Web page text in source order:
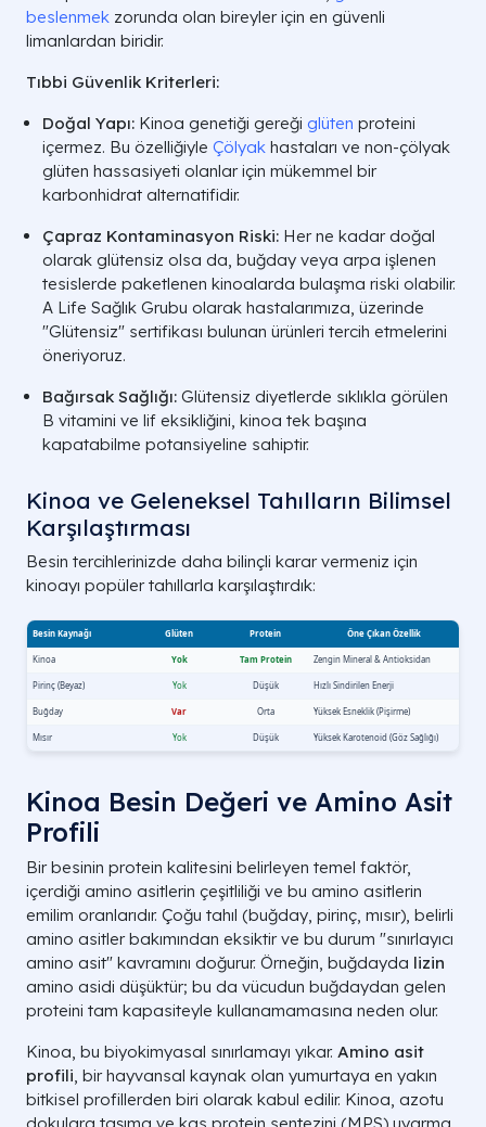
beslenmek zorunda olan bireyler için en güvenli
limanlardan biridir.
Tıbbi Güvenlik Kriterleri:
Doğal Yapı: Kinoa genetiği gereği glüten proteini
içermez. Bu özelliğiyle Çölyak hastaları ve non-çölyak
glüten hassasiyeti olanlar için mükemmel bir
karbonhidrat alternatifidir.
Çapraz Kontaminasyon Riski: Her ne kadar doğal
olarak glütensiz olsa da, buğday veya arpa işlenen
tesislerde paketlenen kinoalarda bulaşma riski olabilir.
A Life Sağlık Grubu olarak hastalarımıza, üzerinde
"Glütensiz" sertifikası bulunan ürünleri tercih etmelerini
öneriyoruz.
Bağırsak Sağlığı: Glütensiz diyetlerde sıklıkla görülen
B vitamini ve lif eksikliğini, kinoa tek başına
kapatabilme potansiyeline sahiptir.
Kinoa ve Geleneksel Tahılların Bilimsel
Karşılaştırması
Besin tercihlerinizde daha bilinçli karar vermeniz için
kinoayı popüler tahıllarla karşılaştırdık:
Kinoa Besin Değeri ve Amino Asit
Profili
Bir besinin protein kalitesini belirleyen temel faktör,
içerdiği amino asitlerin çeşitliliği ve bu amino asitlerin
emilim oranlarıdır. Çoğu tahıl (buğday, pirinç, mısır), belirli
amino asitler bakımından eksiktir ve bu durum "sınırlayıcı
amino asit" kavramını doğurur. Örneğin, buğdayda lizin
amino asidi düşüktür; bu da vücudun buğdaydan gelen
proteini tam kapasiteyle kullanamamasına neden olur.
Kinoa, bu biyokimyasal sınırlamayı yıkar. Amino asit
profili, bir hayvansal kaynak olan yumurtaya en yakın
bitkisel profillerden biri olarak kabul edilir. Kinoa, azotu